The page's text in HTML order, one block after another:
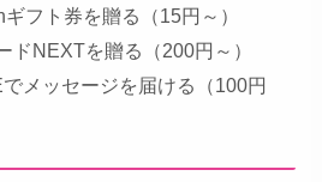
フト券を贈る（15円～）
NEXTを贈る（200円～）
メッセージを届ける（100円